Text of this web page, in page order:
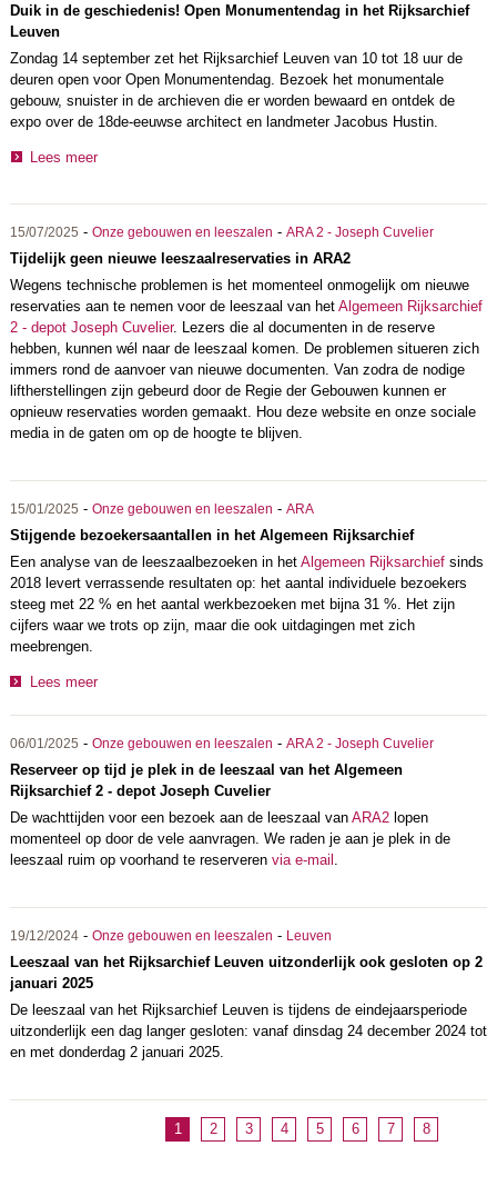
Duik in de geschiedenis! Open Monumentendag in het Rijksarchief
Leuven
Zondag 14 september zet het Rijksarchief Leuven van 10 tot 18 uur de
deuren open voor Open Monumentendag. Bezoek het monumentale
gebouw, snuister in de archieven die er worden bewaard en ontdek de
expo over de 18de-eeuwse architect en landmeter Jacobus Hustin.
Lees meer
15/07/2025 - Onze gebouwen en leeszalen - ARA 2 - Joseph Cuvelier
Tijdelijk geen nieuwe leeszaalreservaties in ARA2
Wegens technische problemen is het momenteel onmogelijk om nieuwe
reservaties aan te nemen voor de leeszaal van het Algemeen Rijksarchief
2 - depot Joseph Cuvelier. Lezers die al documenten in de reserve
hebben, kunnen wél naar de leeszaal komen. De problemen situeren zich
immers rond de aanvoer van nieuwe documenten. Van zodra de nodige
liftherstellingen zijn gebeurd door de Regie der Gebouwen kunnen er
opnieuw reservaties worden gemaakt. Hou deze website en onze sociale
media in de gaten om op de hoogte te blijven.
15/01/2025 - Onze gebouwen en leeszalen - ARA
Stijgende bezoekersaantallen in het Algemeen Rijksarchief
Een analyse van de leeszaalbezoeken in het Algemeen Rijksarchiefsinds
2018 levert verrassende resultaten op: het aantal individuele bezoekers
steeg met 22 % en het aantal werkbezoeken met bijna 31 %. Het zijn
cijfers waar we trots op zijn, maar die ook uitdagingen met zich
meebrengen.
Lees meer
06/01/2025 - Onze gebouwen en leeszalen - ARA 2 - Joseph Cuvelier
Reserveer op tijd je plek in de leeszaal van het Algemeen
Rijksarchief 2 - depot Joseph Cuvelier
De wachttijden voor een bezoek aan de leeszaal van ARA2lopen
momenteel op door de vele aanvragen. We raden je aan je plek in de
leeszaal ruim op voorhand te reserveren via e-mail
19/12/2024- Onze gebouwen en leeszalen - Leuven
Leeszaal van het Rijksarchief Leuven uitzonderlijk ook gesloten op 2
januari 2025
De leeszaal van het Rijksarchief Leuven is tijdens de eindejaarsperiode
uitzonderlijk een dag langer gesloten: vanaf dinsdag 24 december 2024 tot
en met donderdag 2 januari 2025.
1 2 3 4 5 6 7 8